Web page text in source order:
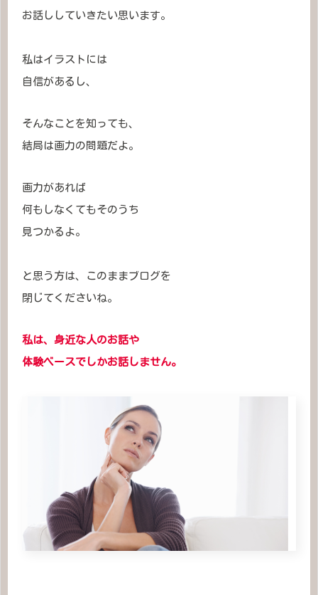
お話ししていきたい思います。
私はイラストには
自信があるし、
そんなことを知っても、
結局は画力の問題だよ。
画力があれば
何もしなくてもそのうち
見つかるよ。
と思う方は、このままブログを
閉じてくださいね。
私は、身近な人のお話や
体験ベースでしかお話しません。